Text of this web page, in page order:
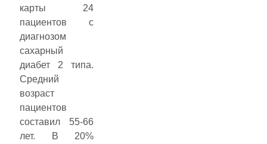
карты 24
пациентов с
диагнозом
сахарный
диабет 2 типа.
Средний
возраст
пациентов
составил 55-66
лет. В 20%